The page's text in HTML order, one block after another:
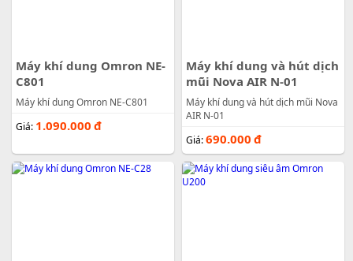
Máy khí dung Omron NE-
C801
Máy khí dung Omron NE-C801
Giá: 1.090.000 đ
Máy khí dung và hút dịch
mũi Nova AIR N-01
Máy khí dung và hút dịch mũi Nova
AIR N-01
Giá:690.000 đ